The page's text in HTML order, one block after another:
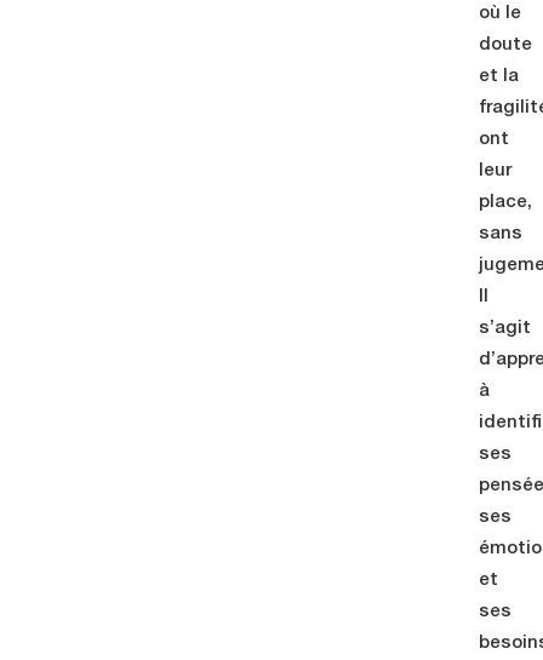
où le
doute
et la
ont
leur
place,
sans
Il
s’agit
à
ses
ses
et
ses